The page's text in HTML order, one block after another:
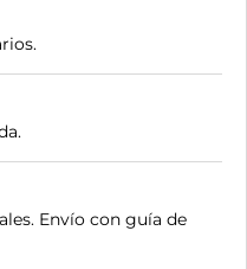
Envío con guía de